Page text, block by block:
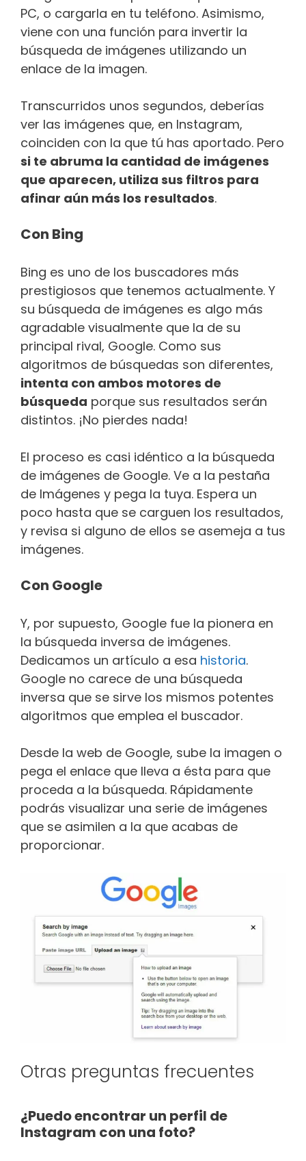
PC, o cargarla en tu teléfono. Asimismo,
viene con una función para invertir la
búsqueda de imágenes utilizando un
enlace de la imagen.
Transcurridos unos segundos, deberías
ver las imágenes que, en Instagram,
coinciden con la que tú has aportado. Pero
si te abruma la cantidad de imágenes
que aparecen, utiliza sus filtros para
afinar aún más los resultados.
Con Bing
Bing es uno de los buscadores más
prestigiosos que tenemos actualmente. Y
su búsqueda de imágenes es algo más
agradable visualmente que la de su
principal rival, Google. Como sus
algoritmos de búsquedas son diferentes,
intenta con ambos motores de
búsqueda porque sus resultados serán
distintos. ¡No pierdes nada!
El proceso es casi idéntico a la búsqueda
de imágenes de Google. Ve a la pestaña
de Imágenes y pega la tuya. Espera un
poco hasta que se carguen los resultados,
y revisa si alguno de ellos se asemeja a tus
imágenes.
Con Google
Y, por supuesto, Google fue la pionera en
la búsqueda inversa de imágenes.
Dedicamos un artículo a esa historia.
Google no carece de una búsqueda
inversa que se sirve los mismos potentes
algoritmos que emplea el buscador.
Desde la web de Google, sube la imagen o
pega el enlace que lleva a ésta para que
proceda a la búsqueda. Rápidamente
podrás visualizar una serie de imágenes
que se asimilen a la que acabas de
proporcionar.
Otras preguntas frecuentes
¿Puedo encontrar un perfil de
Instagram con una foto?